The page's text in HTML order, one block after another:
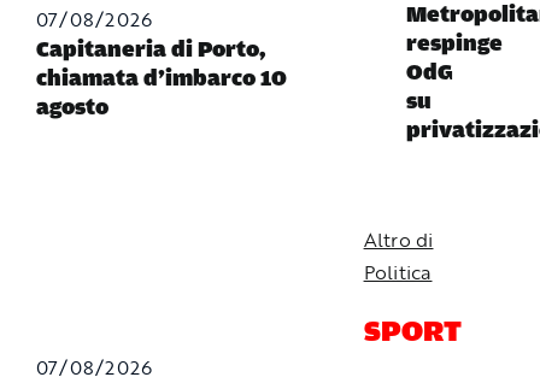
07/08/2026
Capitaneria di Porto,
chiamata d’imbarco 10
agosto
07/08/2026
respinge
OdG
su
Altro di
Politica
SPORT